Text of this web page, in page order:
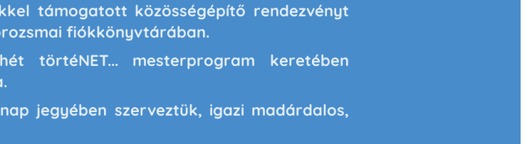
támogatott közösségépítő rendezvényt
fiókkönyvtárában.
törtéNET... mesterprogram keretében
jegyében szerveztük, igazi madárdalos,